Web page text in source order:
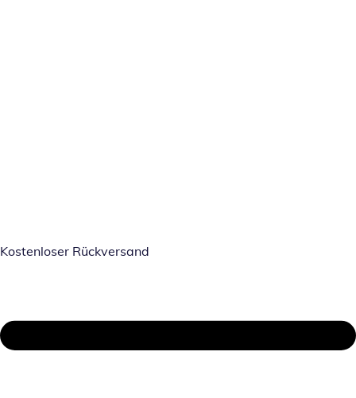
Kostenloser Rückversand